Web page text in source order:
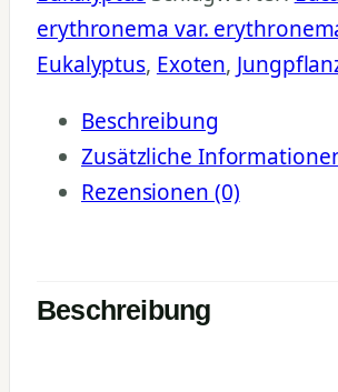
erythronema var.
Eukalyptus, Exoten,
Beschreibung
Zusätzliche
Rezensionen (0)
Beschreibung